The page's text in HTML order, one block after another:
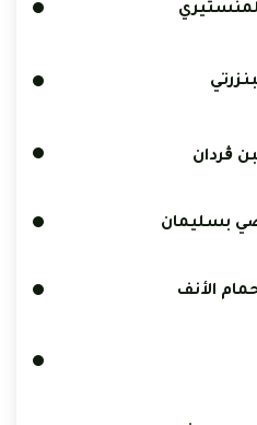
ڨردان
بسليمان
الأنف